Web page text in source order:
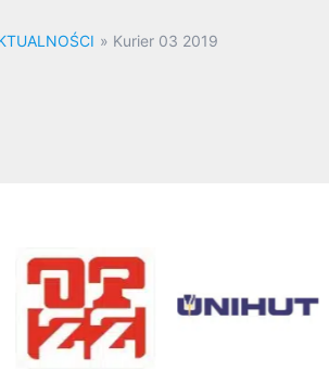
» Kurier 03 2019